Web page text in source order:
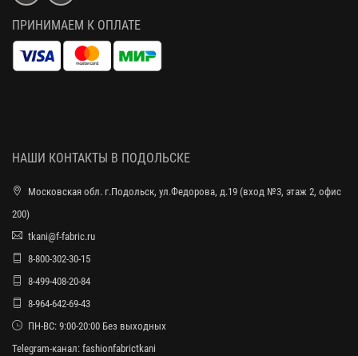
ПРИНИМАЕМ К ОПЛАТЕ
НАШИ КОНТАКТЫ В ПОДОЛЬСКЕ
Московская обл. г.Подольск, ул.Федорова, д.19 (вход №3, этаж 2, офис
200)
tkani@f-fabric.ru
8-800-302-30-15
8-499-408-20-84
8-964-642-69-43
ПН-ВС: 9:00-20:00 Без выходных
Telegram-канал: fashionfabrictkani